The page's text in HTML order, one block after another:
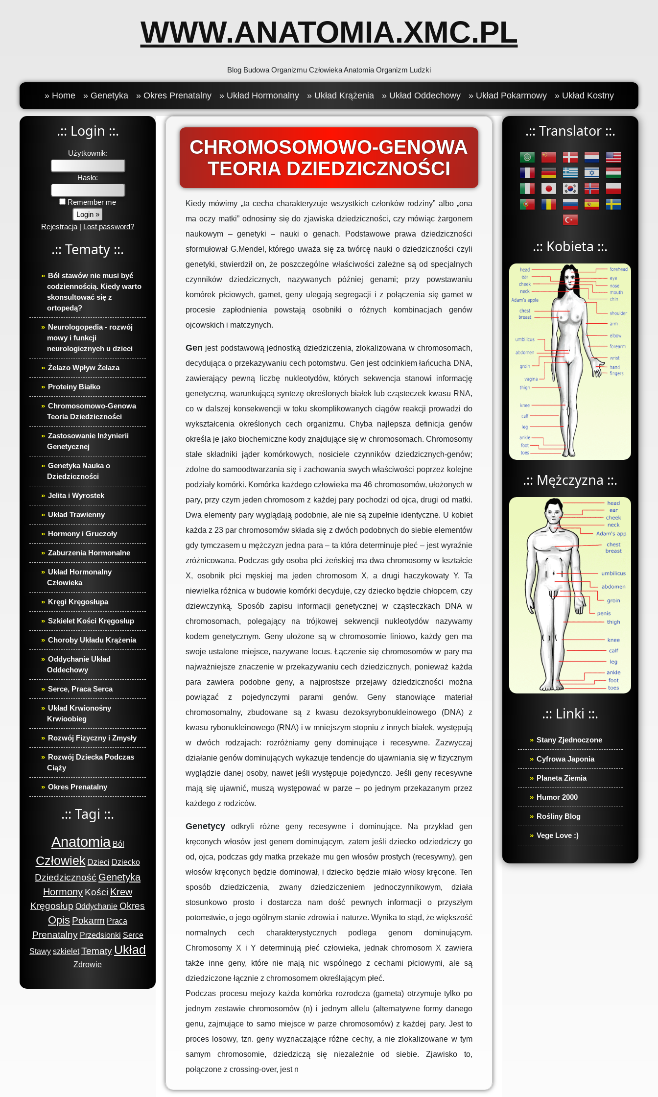
WWW.ANATOMIA.XMC.PL
Blog Budowa Organizmu Człowieka Anatomia Organizm Ludzki
» Home » Genetyka » Okres Prenatalny » Układ Hormonalny » Układ Krążenia » Układ Oddechowy » Układ Pokarmowy » Układ Kostny
.:: Login ::.
Użytkownik:
Hasło:
Remember me
Rejestracja | Lost password?
.:: Tematy ::.
Ból stawów nie musi być
codziennością. Kiedy warto
skonsultować się z
ortopedą?
Neurologopedia - rozwój
mowy i funkcji
neurologicznych u dzieci
Żelazo Wpływ Żelaza
Proteiny Białko
Chromosomowo-Genowa
Teoria Dziedziczności
Zastosowanie Inżynierii
Genetycznej
Genetyka Nauka o
Dziedziczności
Jelita i Wyrostek
Układ Trawienny
Hormony i Gruczoły
Zaburzenia Hormonalne
Układ Hormonalny
Człowieka
Kręgi Kręgosłupa
Szkielet Kości Kręgosłup
Choroby Układu Krążenia
Oddychanie Układ
Oddechowy
Serce, Praca Serca
Układ Krwionośny
Krwioobieg
Rozwój Fizyczny i Zmysły
Rozwój Dziecka Podczas
Ciąży
Okres Prenatalny
.:: Tagi ::.
Anatomia Ból
Człowiek Dzieci Dziecko
Dziedziczność Genetyka
Hormony Kości Krew
Kręgosłup Oddychanie Okres
Opis Pokarm Praca
Prenatalny Przedsionki Serce
Stawy szkielet Tematy Układ
Zdrowie
CHROMOSOMOWO-GENOWA
TEORIA DZIEDZICZNOŚCI
Kiedy mówimy „ta cecha charakteryzuje wszystkich członków rodziny” albo „ona
ma oczy matki” odnosimy się do zjawiska dziedziczności, czy mówiąc żargonem
naukowym – genetyki – nauki o genach. Podstawowe prawa dziedziczności
sformułował G.Mendel, którego uważa się za twórcę nauki o dziedziczności czyli
genetyki, stwierdził on, że poszczególne właściwości zależne są od specjalnych
czynników dziedzicznych, nazywanych później genami; przy powstawaniu
komórek płciowych, gamet, geny ulegają segregacji i z połączenia się gamet w
procesie zapłodnienia powstają osobniki o różnych kombinacjach genów
ojcowskich i matczynych.
Gen jest podstawową jednostką dziedziczenia, zlokalizowana w chromosomach,
decydująca o przekazywaniu cech potomstwu. Gen jest odcinkiem łańcucha DNA,
zawierający pewną liczbę nukleotydów, których sekwencja stanowi informację
genetyczną, warunkującą syntezę określonych białek lub cząsteczek kwasu RNA,
co w dalszej konsekwencji w toku skomplikowanych ciągów reakcji prowadzi do
wykształcenia określonych cech organizmu. Chyba najlepsza definicja genów
określa je jako biochemiczne kody znajdujące się w chromosomach. Chromosomy
stałe składniki jąder komórkowych, nosiciele czynników dziedzicznych-genów;
zdolne do samoodtwarzania się i zachowania swych właściwości poprzez kolejne
podziały komórki. Komórka każdego człowieka ma 46 chromosomów, ułożonych w
pary, przy czym jeden chromosom z każdej pary pochodzi od ojca, drugi od matki.
Dwa elementy pary wyglądają podobnie, ale nie są zupełnie identyczne. U kobiet
każda z 23 par chromosomów składa się z dwóch podobnych do siebie elementów
gdy tymczasem u mężczyzn jedna para – ta która determinuje płeć – jest wyraźnie
zróżnicowana. Podczas gdy osoba płci żeńskiej ma dwa chromosomy w kształcie
X, osobnik płci męskiej ma jeden chromosom X, a drugi haczykowaty Y. Ta
niewielka różnica w budowie komórki decyduje, czy dziecko będzie chłopcem, czy
dziewczynką. Sposób zapisu informacji genetycznej w cząsteczkach DNA w
chromosomach, polegający na trójkowej sekwencji nukleotydów nazywamy
kodem genetycznym. Geny ułożone są w chromosomie liniowo, każdy gen ma
swoje ustalone miejsce, nazywane locus. Łączenie się chromosomów w pary ma
najważniejsze znaczenie w przekazywaniu cech dziedzicznych, ponieważ każda
para zawiera podobne geny, a najprostsze przejawy dziedziczności można
powiązać z pojedynczymi parami genów. Geny stanowiące materiał
chromosomalny, zbudowane są z kwasu dezoksyrybonukleinowego (DNA) z
kwasu rybonukleinowego (RNA) i w mniejszym stopniu z innych białek, występują
w dwóch rodzajach: rozróżniamy geny dominujące i recesywne. Zazwyczaj
działanie genów dominujących wykazuje tendencje do ujawniania się w fizycznym
wyglądzie danej osoby, nawet jeśli występuje pojedynczo. Jeśli geny recesywne
mają się ujawnić, muszą występować w parze – po jednym przekazanym przez
każdego z rodziców.
Genetycy odkryli różne geny recesywne i dominujące. Na przykład gen
kręconych włosów jest genem dominującym, zatem jeśli dziecko odziedziczy go
od, ojca, podczas gdy matka przekaże mu gen włosów prostych (recesywny), gen
włosów kręconych będzie dominował, i dziecko będzie miało włosy kręcone. Ten
sposób dziedziczenia, zwany dziedziczeniem jednoczynnikowym, działa
stosunkowo prosto i dostarcza nam dość pewnych informacji o przyszłym
potomstwie, o jego ogólnym stanie zdrowia i naturze. Wynika to stąd, że większość
normalnych cech charakterystycznych podlega genom dominującym.
Chromosomy X i Y determinują płeć człowieka, jednak chromosom X zawiera
także inne geny, które nie mają nic wspólnego z cechami płciowymi, ale są
dziedziczone łącznie z chromosomem określającym płeć.
Podczas procesu mejozy każda komórka rozrodcza (gameta) otrzymuje tylko po
jednym zestawie chromosomów (n) i jednym allelu (alternatywne formy danego
genu, zajmujące to samo miejsce w parze chromosomów) z każdej pary. Jest to
proces losowy, tzn. geny wyznaczające różne cechy, a nie zlokalizowane w tym
samym chromosomie, dziedziczą się niezależnie od siebie. Zjawisko to,
połączone z crossing-over, jest n
.:: Translator ::.
.:: Kobieta ::.
.:: Mężczyzna ::.
.:: Linki ::.
Stany Zjednoczone
Cyfrowa Japonia
Planeta Ziemia
Humor 2000
Rośliny Blog
Vege Love :)